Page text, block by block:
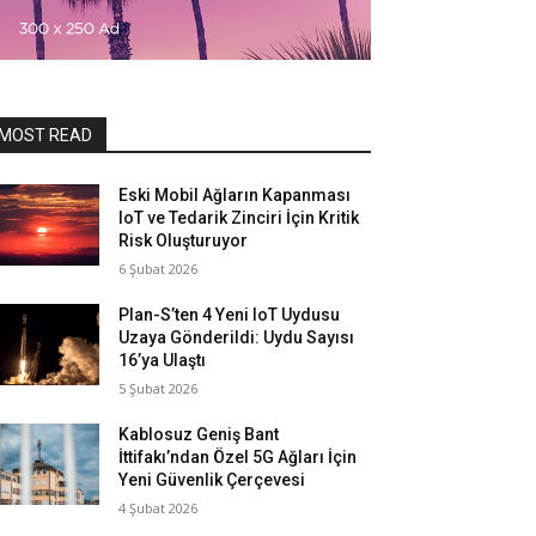
READ
Eski Mobil Ağların Kapanması
IoT ve Tedarik Zinciri İçin Kritik
Risk Oluşturuyor
6 Şubat 2026
Plan-S’ten 4 Yeni IoT Uydusu
Uzaya Gönderildi: Uydu Sayısı
16’ya Ulaştı
5 Şubat 2026
Kablosuz Geniş Bant
İttifakı’ndan Özel 5G Ağları İçin
Yeni Güvenlik Çerçevesi
4 Şubat 2026